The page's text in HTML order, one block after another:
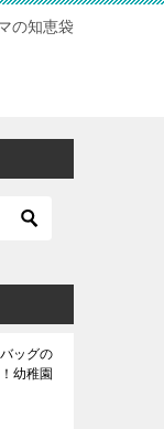
の知恵袋
ッグの
幼稚園